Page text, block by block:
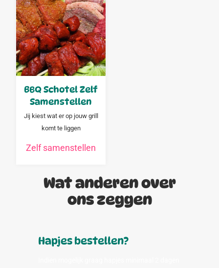
BBQ Schotel Zelf
Samenstellen
Jij kiest wat er op jouw grill
komt te liggen
Zelf samenstellen
Wat anderen over
ons zeggen
Hapjes bestellen?